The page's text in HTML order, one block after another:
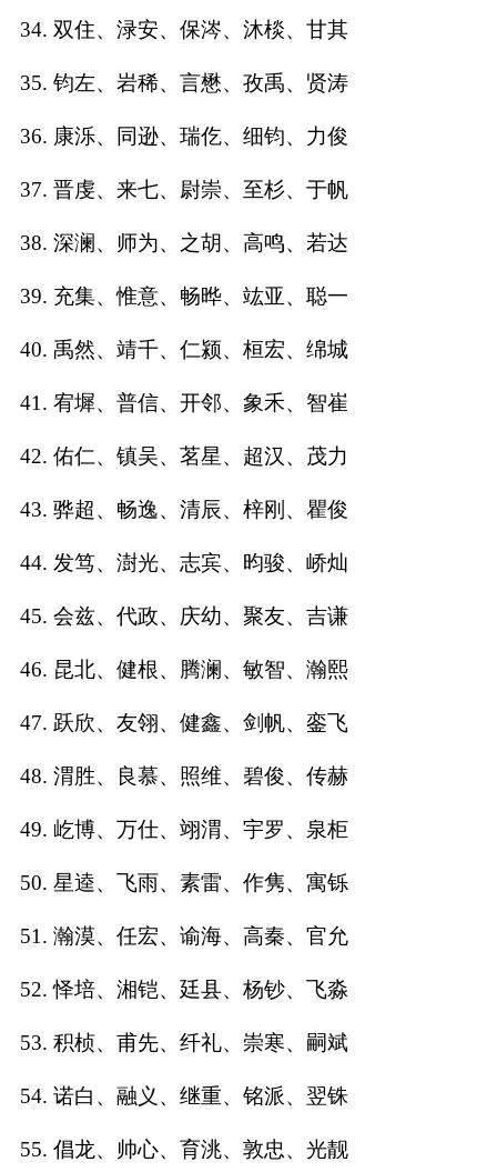
34. 双住、渌安、保涔、沐棪、甘其
35. 钧左、岩稀、言懋、孜禹、贤涛
36. 康泺、同逊、瑞仡、细钧、力俊
37. 晋虔、来七、尉崇、至杉、于帆
38. 深澜、师为、之胡、高鸣、若达
39. 充集、惟意、畅晔、竑亚、聪一
40. 禹然、靖千、仁颍、桓宏、绵城
41. 宥墀、普信、开邻、象禾、智崔
42. 佑仁、镇吴、茗星、超汉、茂力
43. 骅超、畅逸、清辰、梓刚、瞿俊
44. 发笃、澍光、志宾、昀骏、峤灿
45. 会兹、代政、庆幼、聚友、吉谦
46. 昆北、健根、腾澜、敏智、瀚熙
47. 跃欣、友翎、健鑫、剑帆、銮飞
48. 渭胜、良慕、照维、碧俊、传赫
49. 屹博、万仕、翊渭、宇罗、泉柜
50. 星逵、飞雨、素雷、作隽、寓铄
51. 瀚漠、任宏、谕海、高秦、官允
52. 怿培、湘铠、廷县、杨钞、飞淼
53. 积桢、甫先、纤礼、崇寒、嗣斌
54. 诺白、融义、继重、铭派、翌铢
55. 倡龙、帅心、育洮、敦忠、光靓